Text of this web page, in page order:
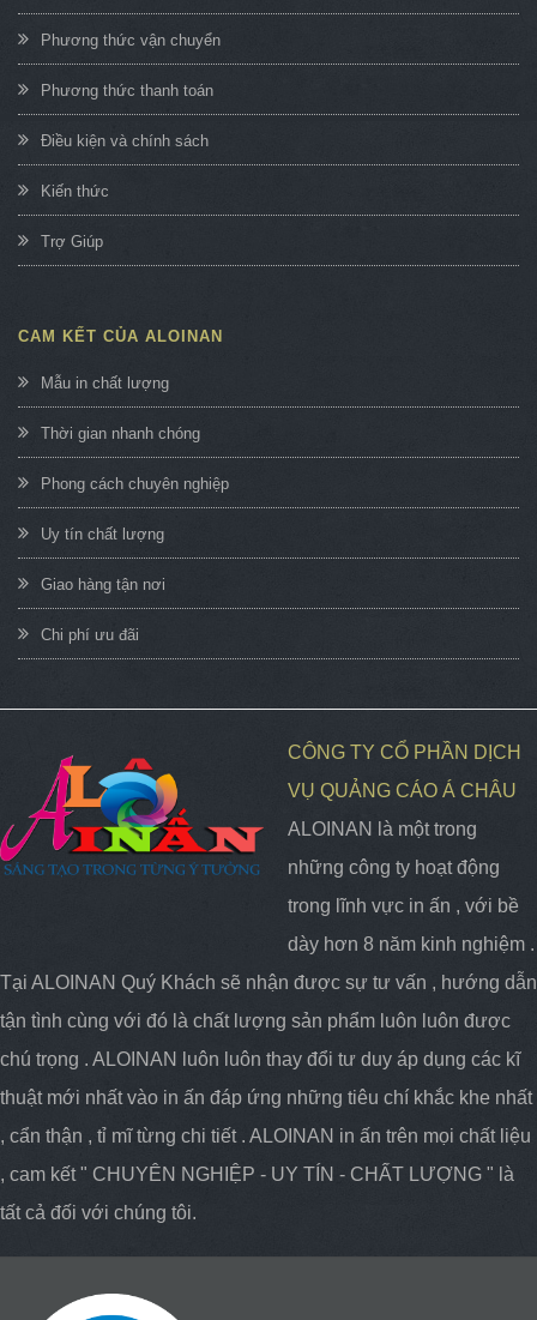
Phương thức vận chuyển
Phương thức thanh toán
Điều kiện và chính sách
Kiến thức
Trợ Giúp
CAM KẾT CỦA ALOINAN
Mẫu in chất lượng
Thời gian nhanh chóng
Phong cách chuyên nghiệp
Uy tín chất lượng
Giao hàng tận nơi
Chi phí ưu đãi
CÔNG TY CỔ PHẦN DỊCH
VỤ QUẢNG CÁO Á CHÂU
ALOINAN là một trong
những công ty hoạt động
trong lĩnh vực in ấn , với bề
dày hơn 8 năm kinh nghiệm .
Tại ALOINAN Quý Khách sẽ nhận được sự tư vấn , hướng dẫn
tận tình cùng với đó là chất lượng sản phẩm luôn luôn được
chú trọng . ALOINAN luôn luôn thay đổi tư duy áp dụng các kĩ
thuật mới nhất vào in ấn đáp ứng những tiêu chí khắc khe nhất
, cẩn thận , tỉ mĩ từng chi tiết . ALOINAN in ấn trên mọi chất liệu
, cam kết " CHUYÊN NGHIỆP - UY TÍN - CHẤT LƯỢNG " là
tất cả đối với chúng tôi.